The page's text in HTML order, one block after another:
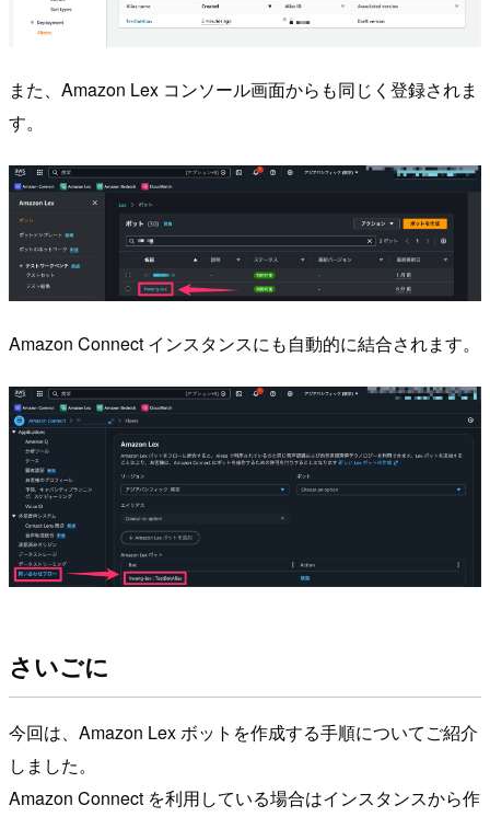
また、Amazon Lex コンソール画面からも同じく登録されま
す。
Amazon Connect インスタンスにも自動的に結合されます。
さいごに
今回は、Amazon Lex ボットを作成する手順についてご紹介
しました。
Amazon Connect を利用している場合はインスタンスから作